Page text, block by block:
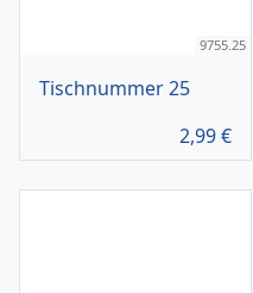
9755.25
Tischnummer 25
2,99€